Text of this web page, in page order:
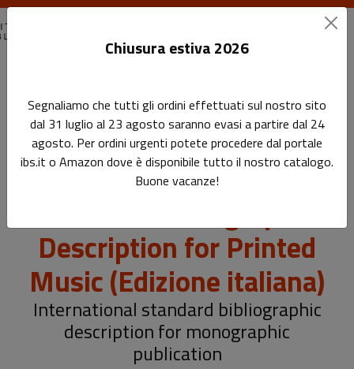
ISBD(PM): International Standard Bibliographic Description for
Printed Music (Edizione italiana)
ISBD(PM): International
Description for Printed
Music (Edizione italiana)
International standard bibliographic
description for monographic
publication
Chiusura estiva 2026
Segnaliamo che tutti gli ordini effettuati sul nostro sito
dal 31 luglio al 23 agosto saranno evasi a partire dal 24
agosto. Per ordini urgenti potete procedere dal portale
ibs.it o Amazon dove è disponibile tutto il nostro catalogo.
Buone vacanze!